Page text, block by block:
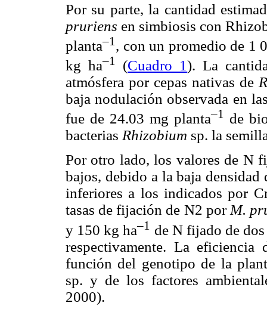
Por su parte, la cantidad
pruriens en simbiosis con
planta–1 , con un promedio de 1
kg ha–1 (Cuadro 1). La
atmósfera por cepas nativas de
baja nodulación observada en
fue de 24.03 mg planta–1
de
bacterias Rhizobium sp. la
Por otro lado, los valores de N
bajos, debido a la baja
inferiores a los indicados por
tasas de fijación de N2 por M.
y 150 kg ha–1 de N fijado de
respectivamente. La
función del genotipo de la
sp. y de los factores
2000).